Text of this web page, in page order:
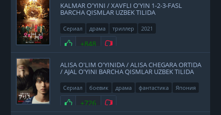
KALMAR O'YINI / XAVFLI O'YIN 1-2-3-FASL
BARCHA QISMLAR UZBEK TILIDA
Сериал драма триллер 2021
Нравится
+848 Не нравится
ALISA O'LIM O'YINIDA / ALISA CHEGARA ORTIDA
/ AJAL O'YINI BARCHA QISMLAR UZBEK TILIDA
Сериал боевик драма фантастика
Япония
2020
Нравится
+726 Не нравится